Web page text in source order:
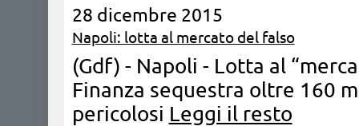
28 dicembre 2015
Napoli: lotta al mercato del falso
(Gdf) - Napoli - Lotta al
Finanza sequestra oltre 160
pericolosi Leggi il resto